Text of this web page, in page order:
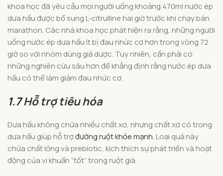
khoa học đã yêu cầu mọi người uống khoảng 470ml nước ép
dưa hấu được bổ sung L-citrulline hai giờ trước khi chạy bán
marathon. Các nhà khoa học phát hiện ra rằng, những người
uống nước ép dưa hấu ít bị đau nhức cơ hơn trong vòng 72
giờ so với nhóm dùng giả dược. Tuy nhiên, cần phải có
những nghiên cứu sâu hơn để khẳng định rằng nước ép dưa
hấu có thể làm giảm đau nhức cơ.
1.7Hỗ trợ tiêu hóa
Dưa hấu không chứa nhiều chất xơ, nhưng chất xơ có trong
dưa hấu giúp hỗ trợđường ruột khỏe mạnh. Loại quả này
chứa chất lỏng và prebiotic, kích thích sự phát triển và hoạt
động của vi khuẩn “tốt” trong ruột già.